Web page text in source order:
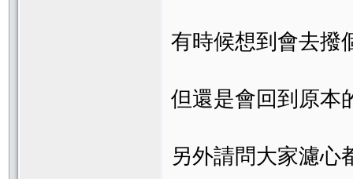
有時候想到會去撥
但還是會回到原本
另外請問大家濾心